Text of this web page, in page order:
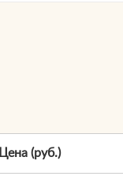
Цена (руб.)